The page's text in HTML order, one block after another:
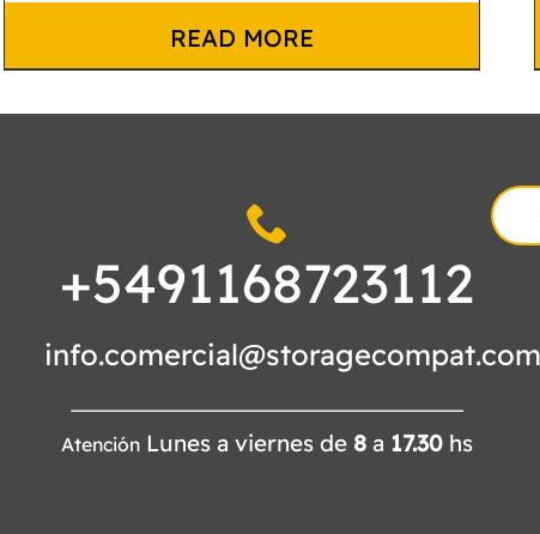
READ MORE
+5491168723112
Atención Lunes a viernes de 8 a 17.30 hs
for: